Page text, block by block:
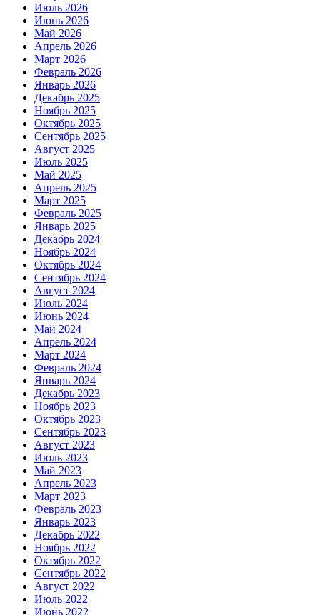
Июль 2026
Июнь 2026
Май 2026
Апрель 2026
Март 2026
Февраль 2026
Январь 2026
Декабрь 2025
Ноябрь 2025
Октябрь 2025
Сентябрь 2025
Август 2025
Июль 2025
Май 2025
Апрель 2025
Март 2025
Февраль 2025
Январь 2025
Декабрь 2024
Ноябрь 2024
Октябрь 2024
Сентябрь 2024
Август 2024
Июль 2024
Июнь 2024
Май 2024
Апрель 2024
Март 2024
Февраль 2024
Январь 2024
Декабрь 2023
Ноябрь 2023
Октябрь 2023
Сентябрь 2023
Август 2023
Июль 2023
Май 2023
Апрель 2023
Март 2023
Февраль 2023
Январь 2023
Декабрь 2022
Ноябрь 2022
Октябрь 2022
Сентябрь 2022
Август 2022
Июль 2022
Июнь 2022